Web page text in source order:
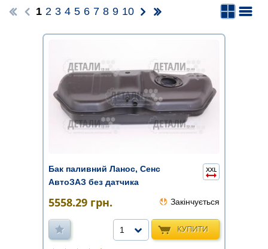
1 2 3 4 5 6 7 8 9 10
Бак паливний Ланос, Сенс
АвтоЗАЗ без датчика
5558.29 грн. Закінчується
КУПИТИ
1